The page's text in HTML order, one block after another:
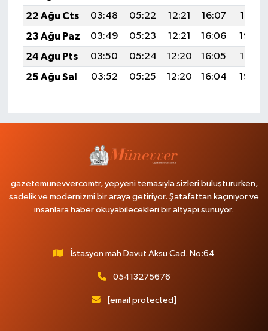
22 Ağu Cts
03:48 05:22 12:21 16:07
19:10
23 Ağu Paz
03:49 05:23 12:21 16:06
19:08
24 Ağu Pts
03:50 05:24 12:20 16:05
19:07
25 Ağu Sal
03:52 05:25 12:20 16:04 19:05
gazetemunevvercomtr, yepyeni temasıyla sizleri buluştururken,
sadelik ve modernizmi bir araya getiriyor. Şatafattan kaçınıyor ve
insanlara haber okuyabilecekleri bir altyapı sunuyor.
İstasyon mah Davut Aksu Cad. No:64
05413275676
[email protected]